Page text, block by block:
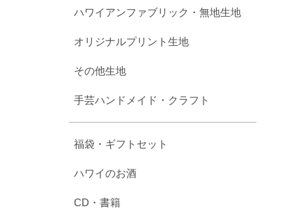
ハワイアンファブリック・無地生地
オリジナルプリント生地
その他生地
手芸ハンドメイド・クラフト
福袋・ギフトセット
ハワイのお酒
CD・書籍